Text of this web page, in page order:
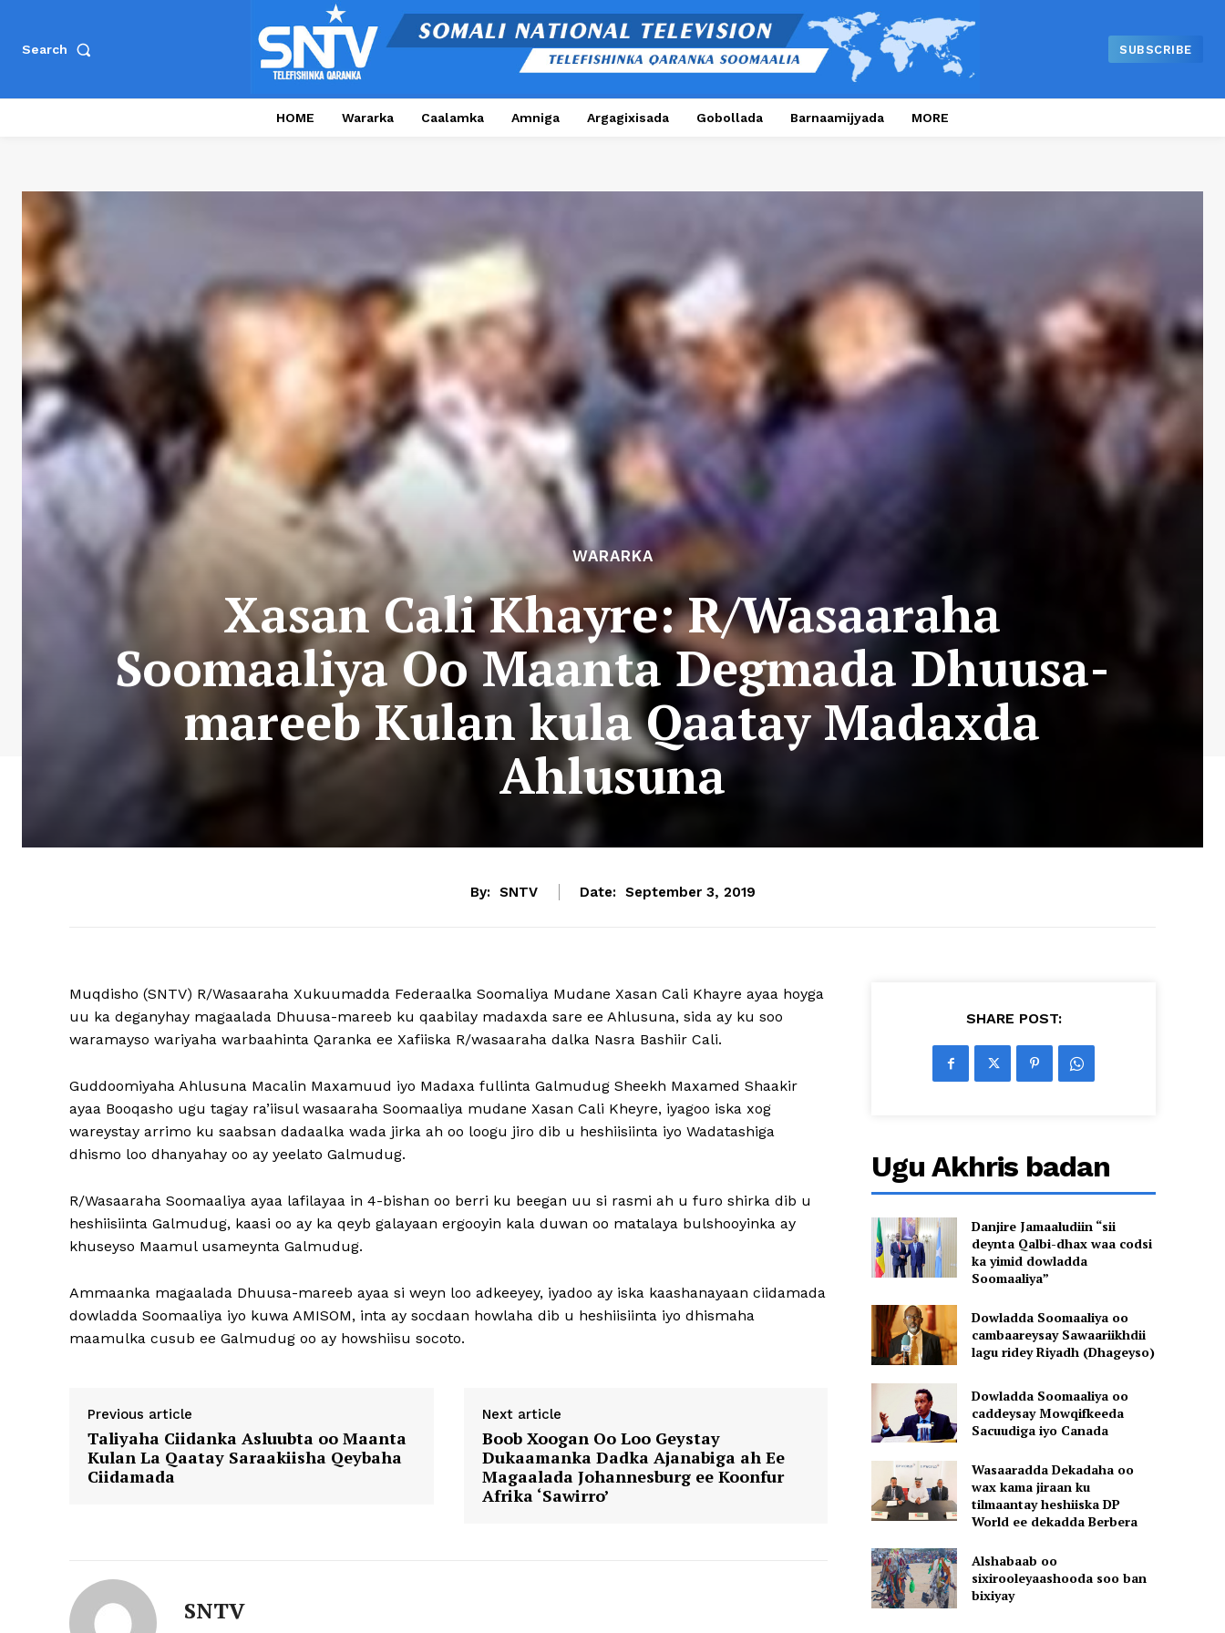
Search SUBSCRIBE
HOME Wararka Caalamka Amniga Argagixisada Gobollada Barnaamijyada MORE
WARARKA
Xasan Cali Khayre: R/Wasaaraha
Soomaaliya Oo Maanta Degmada Dhuusa-
mareeb Kulan kula Qaatay Madaxda
Ahlusuna
By: SNTV Date: September 3, 2019
Muqdisho (SNTV) R/Wasaaraha Xukuumadda Federaalka Soomaliya Mudane Xasan Cali Khayre ayaa hoyga
uu ka deganyhay magaalada Dhuusa-mareeb ku qaabilay madaxda sare ee Ahlusuna, sida ay ku soo
waramayso wariyaha warbaahinta Qaranka ee Xafiiska R/wasaaraha dalka Nasra Bashiir Cali.
Guddoomiyaha Ahlusuna Macalin Maxamuud iyo Madaxa fullinta Galmudug Sheekh Maxamed Shaakir
ayaa Booqasho ugu tagay ra’iisul wasaaraha Soomaaliya mudane Xasan Cali Kheyre, iyagoo iska xog
wareystay arrimo ku saabsan dadaalka wada jirka ah oo loogu jiro dib u heshiisiinta iyo Wadatashiga
dhismo loo dhanyahay oo ay yeelato Galmudug.
R/Wasaaraha Soomaaliya ayaa lafilayaa in 4-bishan oo berri ku beegan uu si rasmi ah u furo shirka dib u
heshiisiinta Galmudug, kaasi oo ay ka qeyb galayaan ergooyin kala duwan oo matalaya bulshooyinka ay
khuseyso Maamul usameynta Galmudug.
Ammaanka magaalada Dhuusa-mareeb ayaa si weyn loo adkeeyey, iyadoo ay iska kaashanayaan ciidamada
dowladda Soomaaliya iyo kuwa AMISOM, inta ay socdaan howlaha dib u heshiisiinta iyo dhismaha
maamulka cusub ee Galmudug oo ay howshiisu socoto.
Previous article
Taliyaha Ciidanka Asluubta oo Maanta
Kulan La Qaatay Saraakiisha Qeybaha
Ciidamada
Next article
Boob Xoogan Oo Loo Geystay
Dukaamanka Dadka Ajanabiga ah Ee
Magaalada Johannesburg ee Koonfur
Afrika ‘Sawirro’
SNTV
SHARE POST:
Ugu Akhris badan
Danjire Jamaaludiin “sii
deynta Qalbi-dhax waa codsi
ka yimid dowladda
Soomaaliya”
Dowladda Soomaaliya oo
cambaareysay Sawaariikhdii
lagu ridey Riyadh (Dhageyso)
Dowladda Soomaaliya oo
caddeysay Mowqifkeeda
Sacuudiga iyo Canada
Wasaaradda Dekadaha oo
wax kama jiraan ku
tilmaantay heshiiska DP
World ee dekadda Berbera
Alshabaab oo
sixirooleyaashooda soo ban
bixiyay